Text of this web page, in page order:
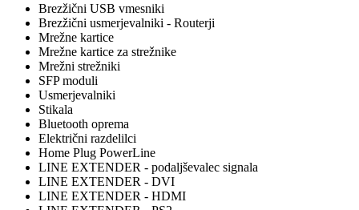
Brezžični USB vmesniki
Brezžični usmerjevalniki - Routerji
Mrežne kartice
Mrežne kartice za strežnike
Mrežni strežniki
SFP moduli
Usmerjevalniki
Stikala
Bluetooth oprema
Električni razdelilci
Home Plug PowerLine
LINE EXTENDER - podaljševalec signala
LINE EXTENDER - DVI
LINE EXTENDER - HDMI